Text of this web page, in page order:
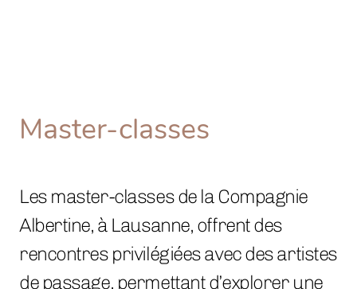
Master-classes
Les master-classes de la Compagnie
Albertine, à Lausanne, offrent des
rencontres privilégiées avec des artistes
de passage, permettant d’explorer une